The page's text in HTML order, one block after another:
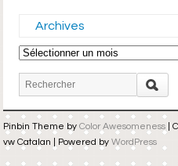
Archives
Archives
Pinbin Theme by Color Awesomeness |
vw Catalan | Powered by WordPress